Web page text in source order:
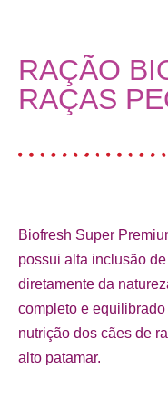
RAÇÃO
RAÇAS
Biofresh Super
possui alta inclusão
diretamente da
completo e
nutrição dos cães de
alto patamar.